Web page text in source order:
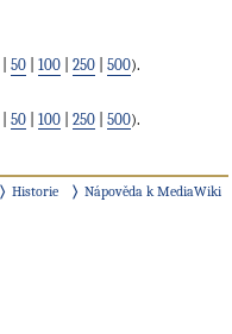
50 100 250 500).
50 100 250 500).
Historie Nápověda k MediaWiki